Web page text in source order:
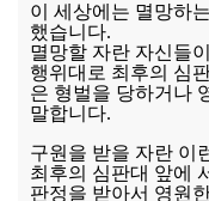
이 세상에는 멸망하
했습니다.
멸망할 자란 자신들
행위대로 최후의 심
은 형벌을 당하거나
말합니다.
구원을 받을 자란 이
최후의 심판대 앞에
판정을 받아서 영원